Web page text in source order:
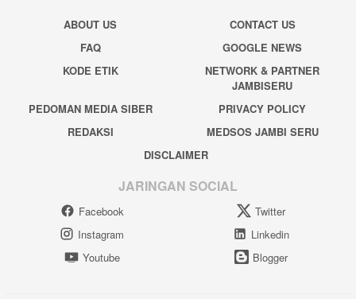
ABOUT US
CONTACT US
FAQ
GOOGLE NEWS
KODE ETIK
NETWORK & PARTNER
JAMBISERU
PEDOMAN MEDIA SIBER
PRIVACY POLICY
REDAKSI
MEDSOS JAMBI SERU
DISCLAIMER
JARINGAN SOCIAL
Facebook
Twitter
Instagram
Linkedin
Youtube
Blogger